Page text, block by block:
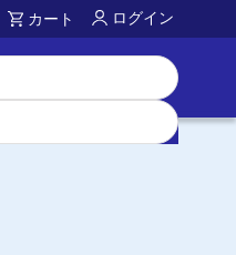
カート ログイン